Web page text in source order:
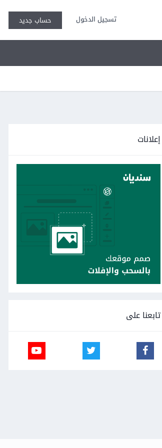
تسجيل الدخول حساب جديد
إعلانات
تابعنا على